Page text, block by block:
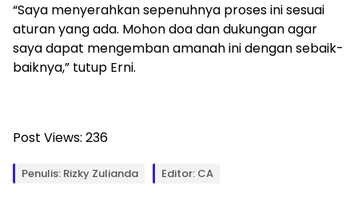
“Saya menyerahkan sepenuhnya proses ini sesuai
aturan yang ada. Mohon doa dan dukungan agar
saya dapat mengemban amanah ini dengan sebaik-
baiknya,” tutup Erni.
Post Views: 236
Penulis: Rizky Zulianda Editor: CA